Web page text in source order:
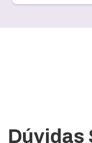
Dúvidas